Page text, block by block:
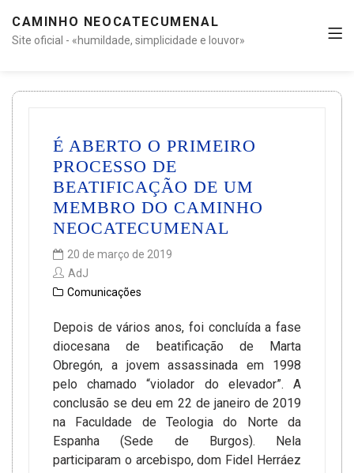
CAMINHO NEOCATECUMENAL
Site oficial - «humildade, simplicidade e louvor»
É ABERTO O PRIMEIRO
PROCESSO DE
BEATIFICAÇÃO DE UM
MEMBRO DO CAMINHO
NEOCATECUMENAL
20 de março de 2019
AdJ
Comunicações
Depois de vários anos, foi concluída a fase
diocesana de beatificação de Marta
Obregón, a jovem assassinada em 1998
pelo chamado “violador do elevador”. A
conclusão se deu em 22 de janeiro de 2019
na Faculdade de Teologia do Norte da
Espanha (Sede de Burgos). Nela
participaram o arcebispo, dom Fidel Herráez